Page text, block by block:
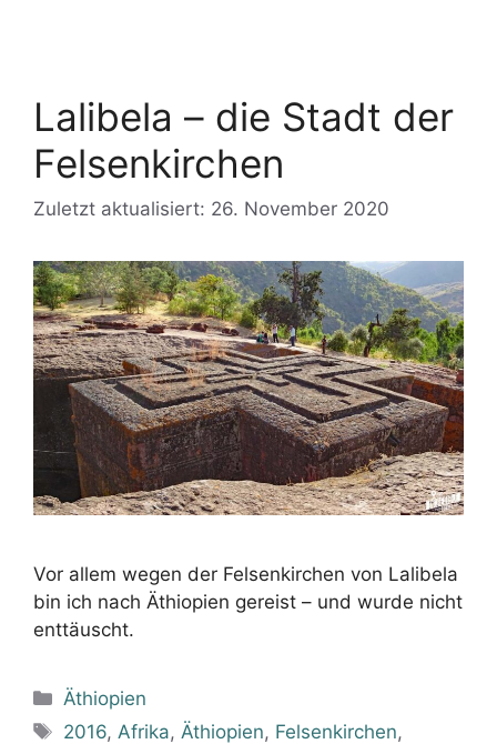
Lalibela – die Stadt der
Felsenkirchen
Zuletzt aktualisiert: 26. November 2020
Vor allem wegen der Felsenkirchen von Lalibela
bin ich nach Äthiopien gereist – und wurde nicht
enttäuscht.
Kategorien
Äthiopien
Schlagwörter
2016, Afrika, Äthiopien, Felsenkirchen,